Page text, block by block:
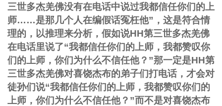
三世多杰羌佛没有在电话中说过我都信任你们的上
师……是那几个人在编假话冤枉他”，这是符合情
理的，以推理来分析，假如说HH第三世多杰羌佛
在电话里说了“我都信任你们的上师，我都赞叹你
们的上师，你们为什么不信任他？”那一定是HH第
三世多杰羌佛对喜饶杰布的弟子们打电话，才会对
徒孙们说“我都信任你们的上师，我都赞叹你们的
上师，你们为什么不信任他？”而不是对喜饶杰布